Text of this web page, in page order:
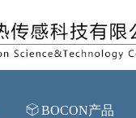
ꁦ BOCON产品